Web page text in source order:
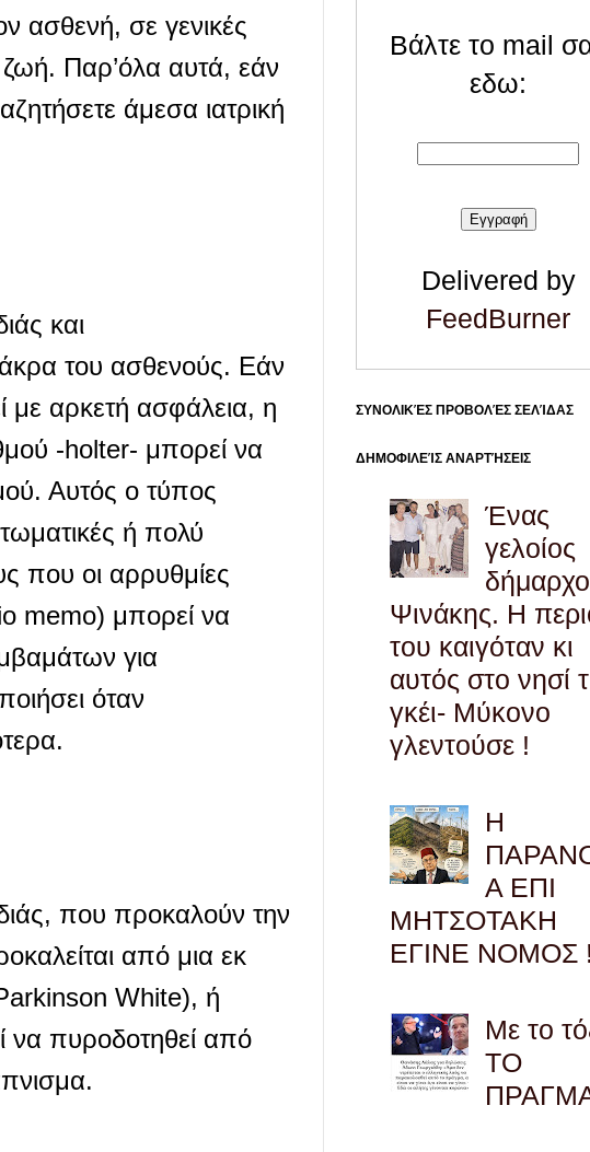
ασθενή, σε γενικές
ζωή. Παρ’όλα αυτά, εάν
άμεσα ιατρική
και
άκρα του ασθενούς. Εάν
με αρκετή ασφάλεια, η
-holter- μπορεί να
Αυτός ο τύπος
ή πολύ
που οι αρρυθμίες
memo) μπορεί να
για
όταν
που προκαλούν την
από μια εκ
White), ή
να πυροδοτηθεί από
Βάλτε το mail
εδω:
Delivered by
FeedBurner
ΣΥΝΟΛΙΚΈΣ ΠΡΟΒΟΛΈΣ ΣΕΛΊΔΑΣ
ΔΗΜΟΦΙΛΕΊΣ ΑΝΑΡΤΉΣΕΙΣ
Ένας
γελοίος
Ψινάκης. Η
του καιγόταν κι
αυτός στο νησί
γκέι- Μύκονο
γλεντούσε !
Η
Α ΕΠΙ
ΜΗΤΣΟΤΑΚΗ
ΕΓΙΝΕ ΝΟΜΟΣ
Με το
ΤΟ